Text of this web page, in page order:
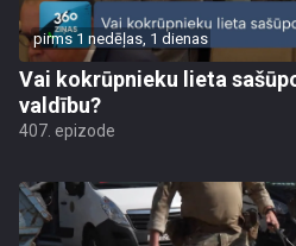
pirms 1 nedēļas, 1 dienas
Vai kokrūpnieku lieta
valdību?
407. epizode